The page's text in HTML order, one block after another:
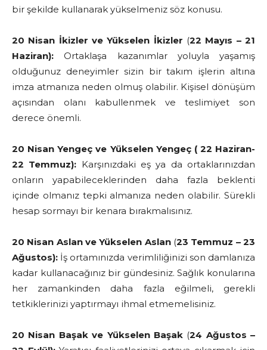
bir şekilde kullanarak yükselmeniz söz konusu.
20 Nisan İkizler ve Yükselen İkizler (22 Mayıs – 21
Haziran): Ortaklaşa kazanımlar yoluyla yaşamış
olduğunuz deneyimler sizin bir takım işlerin altına
imza atmanıza neden olmuş olabilir. Kişisel dönüşüm
açısından olanı kabullenmek ve teslimiyet son
derece önemli.
20 Nisan Yengeç ve Yükselen Yengeç ( 22 Haziran-
22 Temmuz): Karşınızdaki eş ya da ortaklarınızdan
onların yapabileceklerinden daha fazla beklenti
içinde olmanız tepki almanıza neden olabilir. Sürekli
hesap sormayı bir kenara bırakmalısınız.
20 Nisan Aslan ve Yükselen Aslan (23 Temmuz – 23
Ağustos): İş ortamınızda verimliliğinizi son damlanıza
kadar kullanacağınız bir gündesiniz. Sağlık konularına
her zamankinden daha fazla eğilmeli, gerekli
tetkiklerinizi yaptırmayı ihmal etmemelisiniz.
20 Nisan Başak ve Yükselen Başak (24 Ağustos –